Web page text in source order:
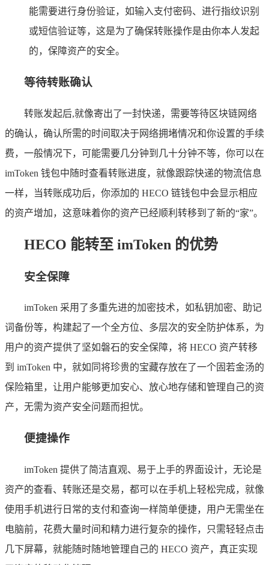
能需要进行身份验证，如输入支付密码、进行指纹识别
或短信验证等，这是为了确保转账操作是由你本人发起
的，保障资产的安全。
等待转账确认
转账发起后,就像寄出了一封快递，需要等待区块链网络
的确认，确认所需的时间取决于网络拥堵情况和你设置的手续
费，一般情况下，可能需要几分钟到几十分钟不等，你可以在
imToken 钱包中随时查看转账进度，就像跟踪快递的物流信息
一样，当转账成功后，你添加的 HECO 链钱包中会显示相应
的资产增加，这意味着你的资产已经顺利转移到了新的“家”。
HECO 能转至 imToken 的优势
安全保障
imToken 采用了多重先进的加密技术，如私钥加密、助记
词备份等，构建起了一个全方位、多层次的安全防护体系，为
用户的资产提供了坚如磐石的安全保障，将 HECO 资产转移
到 imToken 中，就如同将珍贵的宝藏存放在了一个固若金汤的
保险箱里，让用户能够更加安心、放心地存储和管理自己的资
产，无需为资产安全问题而担忧。
便捷操作
imToken 提供了简洁直观、易于上手的界面设计，无论是
资产的查看、转账还是交易，都可以在手机上轻松完成，就像
使用手机进行日常的支付和查询一样简单便捷，用户无需坐在
电脑前，花费大量时间和精力进行复杂的操作，只需轻轻点击
几下屏幕，就能随时随地管理自己的 HECO 资产，真正实现